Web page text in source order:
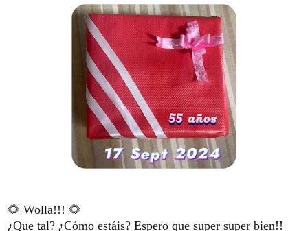
🌻 Wolla!!! 🌻
¿Que tal? ¿Cómo estáis? Espero que super super bien!!